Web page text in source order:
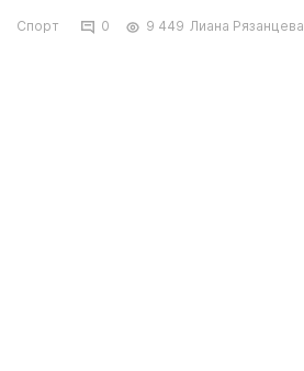
Спорт 0 9 449 Лиана Рязанцева